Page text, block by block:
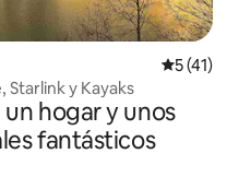
5 (41)
Starlink y Kayaks
hogar y unos
fantásticos